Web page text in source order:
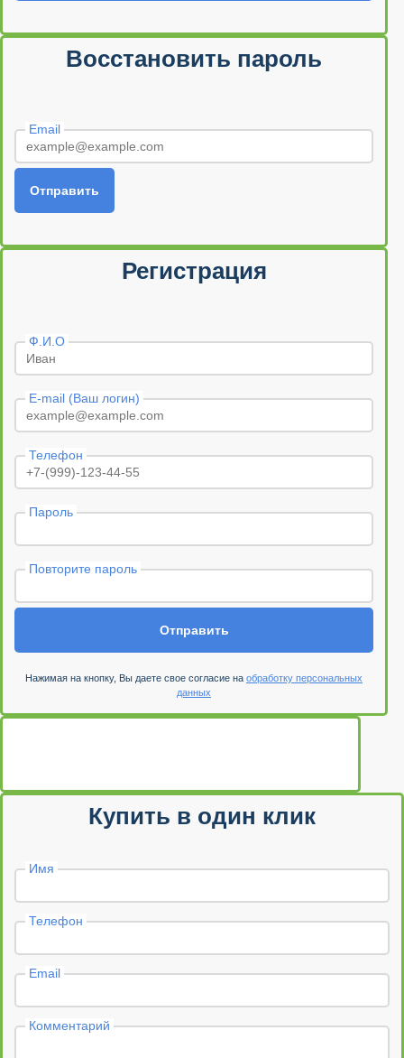
Восстановить пароль
Email
Отправить
Регистрация
Ф.И.О
E-mail (Ваш логин)
Телефон
Пароль
Повторите пароль
Отправить
Нажимая на кнопку, Вы даете свое согласие на обработку персональных
данных
Купить в один клик
Имя
Телефон
Email
Комментарий